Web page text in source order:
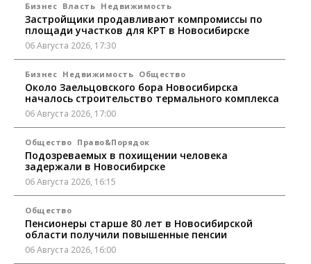
Бизнес Власть Недвижимость
Застройщики продавливают компромиссы по
площади участков для КРТ в Новосибирске
06 Августа 2026, 17:30
Бизнес Недвижимость Общество
Около Заельцовского бора Новосибирска
началось строительство термального комплекса
06 Августа 2026, 17:00
Общество Право&Порядок
Подозреваемых в похищении человека
задержали в Новосибирске
06 Августа 2026, 16:15
Общество
Пенсионеры старше 80 лет в Новосибирской
области получили повышенные пенсии
06 Августа 2026, 16:00